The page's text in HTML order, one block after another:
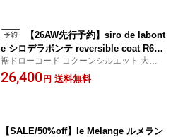
【26AW先行予約】siro de labont
e シロデラボンテ reversible coat R643
322 リバーシブル 中綿 コート レディー
ス ミドル丈 2WAY キルティング 無地
裾ドローコード コクーンシルエット 大人カ
ジュアル きれいめ クロシェ CROCHET
26,400 円 送料無料
【SALE/50%off】le Melange ルメラン